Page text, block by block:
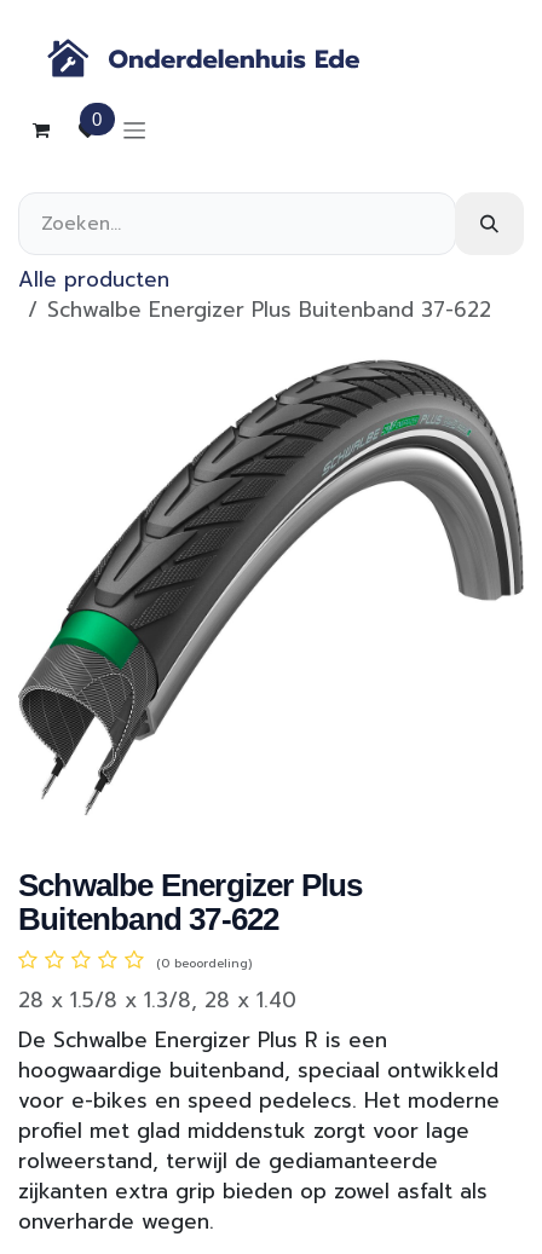
0
Alle producten
Schwalbe Energizer Plus Buitenband 37-622
Schwalbe Energizer Plus
Buitenband 37-622
(0 beoordeling)
28 x 1.5/8 x 1.3/8, 28 x 1.40
De Schwalbe Energizer Plus R is een
hoogwaardige buitenband, speciaal ontwikkeld
voor e-bikes en speed pedelecs. Het moderne
profiel met glad middenstuk zorgt voor lage
rolweerstand, terwijl de gediamanteerde
zijkanten extra grip bieden op zowel asfalt als
onverharde wegen.